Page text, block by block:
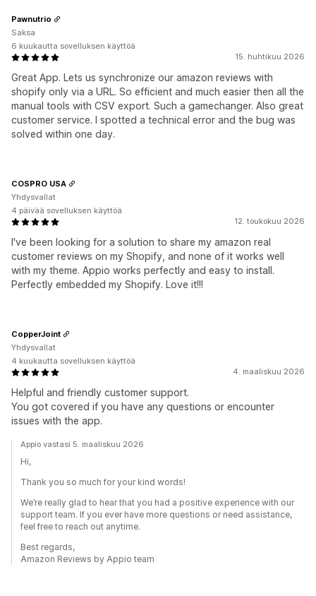
15. huhtikuu 2026
Great App. Lets us synchronize our amazon reviews with
shopify only via a URL. So efficient and much easier then all the
manual tools with CSV export. Such a gamechanger. Also great
customer service. I spotted a technical error and the bug was
solved within one day.
Pawnutrio
Saksa
6 kuukautta sovelluksen käyttöä
12. toukokuu 2026
I've been looking for a solution to share my amazon real
customer reviews on my Shopify, and none of it works well
with my theme. Appio works perfectly and easy to install.
Perfectly embedded my Shopify. Love it!!!
COSPRO USA
Yhdysvallat
4 päivää sovelluksen käyttöä
4. maaliskuu 2026
Helpful and friendly customer support.
You got covered if you have any questions or encounter
issues with the app.
CopperJoint
Yhdysvallat
4 kuukautta sovelluksen käyttöä
Appio vastasi 5. maaliskuu 2026
Hi,
Thank you so much for your kind words!
We’re really glad to hear that you had a positive experience with our
support team. If you ever have more questions or need assistance,
feel free to reach out anytime.
Best regards,
Amazon Reviews by Appio team